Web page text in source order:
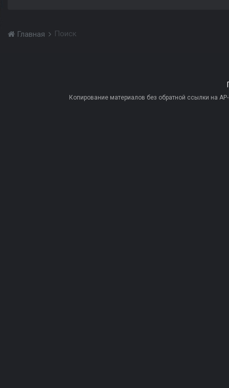
Главная Поиск
Копирование материалов без обратной ссылки на